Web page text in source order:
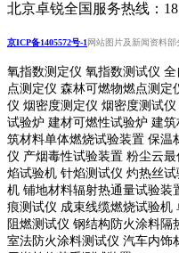
北京卓锐全国服务热线：
京ICP备1405572号-1网站图片及新闻资料
氧指数测定仪 氧指数测试仪
点测定仪 森林可燃物燃点测
仪 烟密度测定仪 烟密度测试
试验炉 建材可燃性试验炉 建
筑材料单体燃烧试验装置 保温
仪 产烟毒性试验装置 粉尘云
焰试验机 针焰测试仪 灼热丝
机 铺地材料辐射热通量试验装
痕测试仪 成束线缆燃烧试验机
阻燃测试仪 钢结构防火涂料隔
室法防火涂料测试仪 汽车内饰